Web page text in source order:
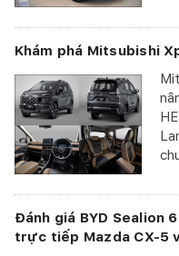
Khám phá Mitsubishi
Đánh giá BYD Sealion
trực tiếp Mazda CX-5